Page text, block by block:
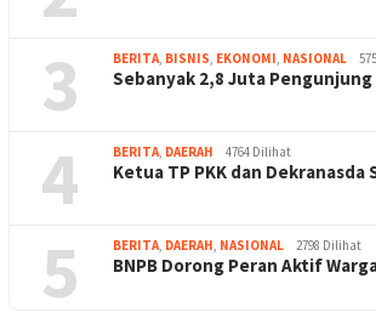
3 BERITA, BISNIS, EKONOMI, NASIONAL
Sebanyak 2,8 Juta
4 BERITA, DAERAH 4764 Dilihat
Ketua TP PKK dan
5 BERITA, DAERAH, NASIONAL 2798 Dilihat
BNPB Dorong Peran Aktif